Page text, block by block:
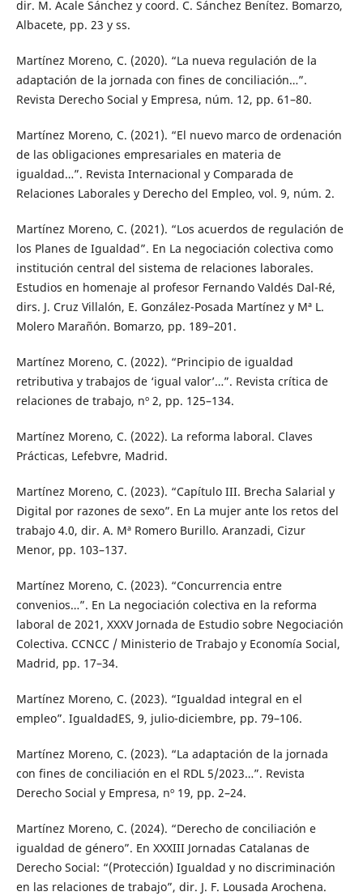
dir. M. Acale Sánchez y coord. C. Sánchez Benítez. Bomarzo,
Albacete, pp. 23 y ss.
Martínez Moreno, C. (2020). “La nueva regulación de la
adaptación de la jornada con fines de conciliación…”.
Revista Derecho Social y Empresa, núm. 12, pp. 61–80.
Martínez Moreno, C. (2021). “El nuevo marco de ordenación
de las obligaciones empresariales en materia de
igualdad…”. Revista Internacional y Comparada de
Relaciones Laborales y Derecho del Empleo, vol. 9, núm. 2.
Martínez Moreno, C. (2021). “Los acuerdos de regulación de
los Planes de Igualdad”. En La negociación colectiva como
institución central del sistema de relaciones laborales.
Estudios en homenaje al profesor Fernando Valdés Dal-Ré,
dirs. J. Cruz Villalón, E. González-Posada Martínez y Mª L.
Molero Marañón. Bomarzo, pp. 189–201.
Martínez Moreno, C. (2022). “Principio de igualdad
retributiva y trabajos de ‘igual valor’…”. Revista crítica de
relaciones de trabajo, nº 2, pp. 125–134.
Martínez Moreno, C. (2022). La reforma laboral. Claves
Prácticas, Lefebvre, Madrid.
Martínez Moreno, C. (2023). “Capítulo III. Brecha Salarial y
Digital por razones de sexo”. En La mujer ante los retos del
trabajo 4.0, dir. A. Mª Romero Burillo. Aranzadi, Cizur
Menor, pp. 103–137.
Martínez Moreno, C. (2023). “Concurrencia entre
convenios…”. En La negociación colectiva en la reforma
laboral de 2021, XXXV Jornada de Estudio sobre Negociación
Colectiva. CCNCC / Ministerio de Trabajo y Economía Social,
Madrid, pp. 17–34.
Martínez Moreno, C. (2023). “Igualdad integral en el
empleo”. IgualdadES, 9, julio-diciembre, pp. 79–106.
Martínez Moreno, C. (2023). “La adaptación de la jornada
con fines de conciliación en el RDL 5/2023…”. Revista
Derecho Social y Empresa, nº 19, pp. 2–24.
Martínez Moreno, C. (2024). “Derecho de conciliación e
igualdad de género”. En XXXIII Jornadas Catalanas de
Derecho Social: “(Protección) Igualdad y no discriminación
en las relaciones de trabajo”, dir. J. F. Lousada Arochena.